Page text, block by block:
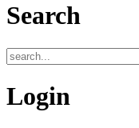
Search
Login